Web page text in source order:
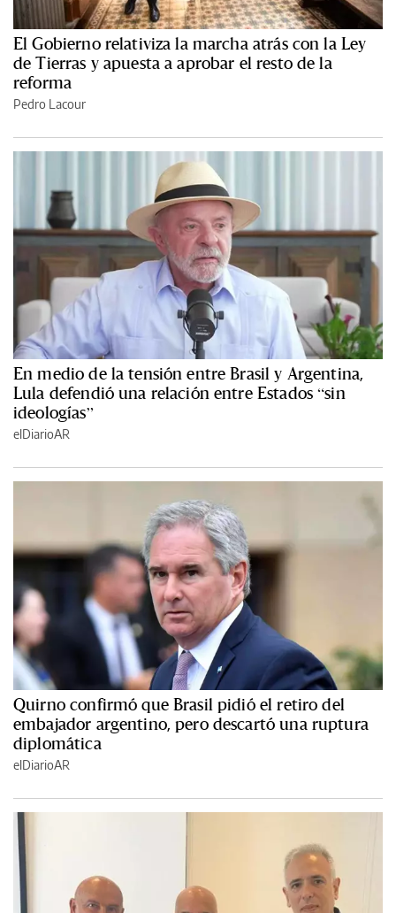
El Gobierno relativiza la marcha atrás con la Ley
de Tierras y apuesta a aprobar el resto de la
reforma
Pedro Lacour
En medio de la tensión entre Brasil y Argentina,
Lula defendió una relación entre Estados “sin
ideologías”
elDiarioAR
Quirno confirmó que Brasil pidió el retiro del
embajador argentino, pero descartó una ruptura
diplomática
elDiarioAR